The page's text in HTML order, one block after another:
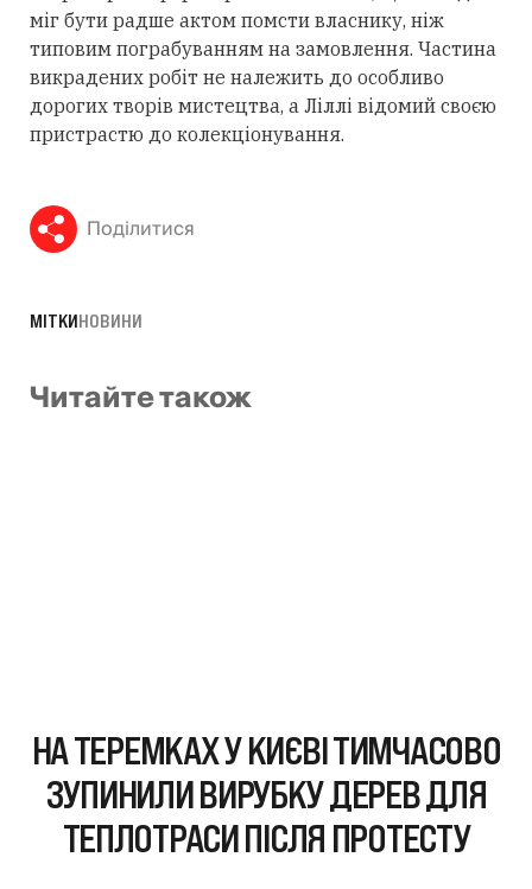
міг бути радше актом помсти власнику, ніж
типовим пограбуванням на замовлення. Частина
викрадених робіт не належить до особливо
дорогих творів мистецтва, а Ліллі відомий своєю
пристрастю до колекціонування.
Поділитися
МІТКИНОВИНИ
Читайте також
НА ТЕРЕМКАХ У КИЄВІ ТИМЧАСОВО
ЗУПИНИЛИ ВИРУБКУ ДЕРЕВ ДЛЯ
ТЕПЛОТРАСИ ПІСЛЯ ПРОТЕСТУ